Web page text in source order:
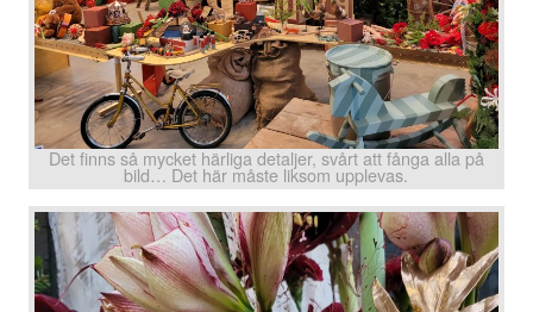
Det finns så mycket härliga detaljer, svårt att fånga alla på
bild… Det här måste liksom upplevas.